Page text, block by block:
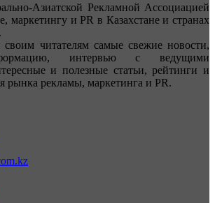
Азиатской Рекламной Ассоциацией
маркетингу и PR в Казахстане и странах
читателям самые свежие новости,
интервью с ведущими
и полезные статьи, рейтинги и
рынка рекламы, маркетинга и PR.